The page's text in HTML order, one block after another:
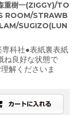
重樹一(ZIGGY)/TO
ROOM/STRAWB
SUGIZO(LUN
科社●表紙裏表紙
ね良好な状態で
解くださいま